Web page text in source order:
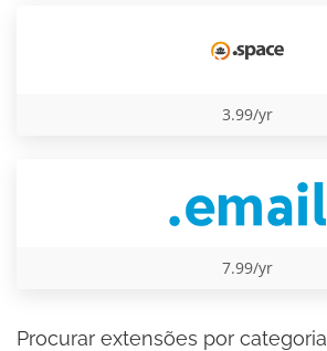
3.99/yr
7.99/yr
Procurar extensões por categoria